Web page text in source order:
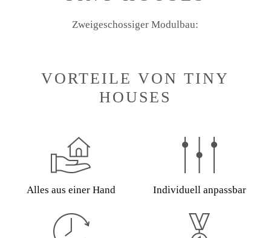
Zweigeschossiger Modulbau:
VORTEILE VON TINY
HOUSES
Alles aus einer Hand Individuell anpassbar